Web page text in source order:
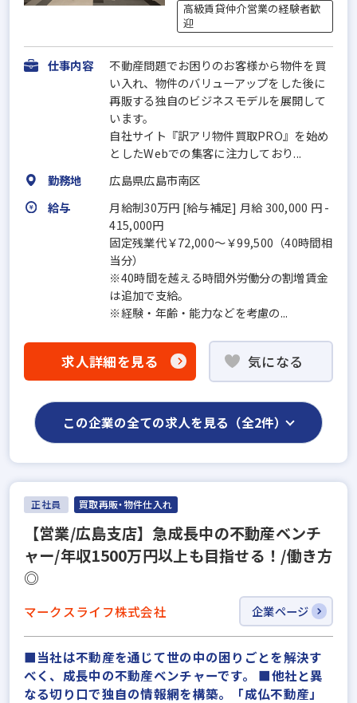
高級賃貸仲介営業の経験者歓
迎
仕事内容
不動産問題でお困りのお客様から物件を買
い入れ、物件のバリューアップをした後に
再販する独自のビジネスモデルを展開して
います。
自社サイト『訳アリ物件買取PRO』を始め
としたWebでの集客に注力しており...
勤務地
広島県広島市南区
給与
月給制30万円 [給与補足] 月給 300,000 円 -
415,000円
固定残業代￥72,000～￥99,500（40時間相
当分）
※40時間を越える時間外労働分の割増賃金
は追加で支給。
※経験・年齢・能力などを考慮の...
求人詳細を見る 気になる
この企業の全ての求人を見る（全2件）
正社員 買取再販・物件仕入れ
【営業/広島支店】急成長中の不動産ベンチ
ャー/年収1500万円以上も目指せる！/働き方
◎
マークスライフ株式会社 企業ページ
■当社は不動産を通じて世の中の困りごとを解決す
べく、成長中の不動産ベンチャーです。 ■他社と異
なる切り口で独自の情報網を構築。「成仏不動産」